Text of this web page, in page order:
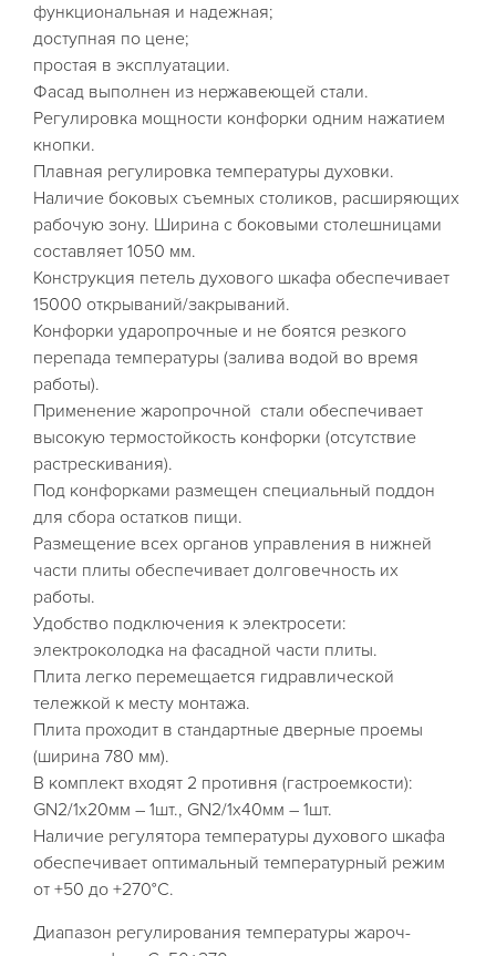
функциональная и надежная;
доступная по цене;
простая в эксплуатации.
Фасад выполнен из нержавеющей стали.
Регулировка мощности конфорки одним нажатием
кнопки.
Плавная регулировка температуры духовки.
Наличие боковых съемных столиков, расширяющих
рабочую зону. Ширина с боковыми столешницами
составляет 1050 мм.
Конструкция петель духового шкафа обеспечивает
15000 открываний/закрываний.
Конфорки ударопрочные и не боятся резкого
перепада температуры (залива водой во время
работы).
Применение жаропрочной стали обеспечивает
высокую термостойкость конфорки (отсутствие
растрескивания).
Под конфорками размещен специальный поддон
для сбора остатков пищи.
Размещение всех органов управления в нижней
части плиты обеспечивает долговечность их
работы.
Удобство подключения к электросети:
электроколодка на фасадной части плиты.
Плита легко перемещается гидравлической
тележкой к месту монтажа.
Плита проходит в стандартные дверные проемы
(ширина 780 мм).
В комплект входят 2 противня (гастроемкости):
GN2/1х20мм – 1шт., GN2/1х40мм – 1шт.
Наличие регулятора температуры духового шкафа
обеспечивает оптимальный температурный режим
от +50 до +270°C.
Диапазон регулирования температуры жароч-